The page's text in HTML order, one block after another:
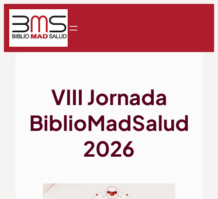
Saltar
contenido
VIII Jornada
BiblioMadSalud
2026